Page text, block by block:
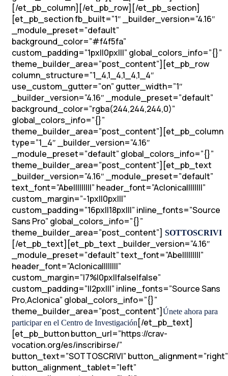
[/et_pb_column][/et_pb_row][/et_pb_section]
[et_pb_section fb_built=”1″ _builder_version=”4.16″
_module_preset=”default”
background_color=”#f4f5fa”
custom_padding=”1px||0px|||” global_colors_info=”{}”
theme_builder_area=”post_content”][et_pb_row
column_structure=”1_4,1_4,1_4,1_4″
use_custom_gutter=”on” gutter_width=”1″
_builder_version=”4.16″ _module_preset=”default”
background_color=”rgba(244,244,244,0)”
global_colors_info=”{}”
theme_builder_area=”post_content”][et_pb_column
type=”1_4″ _builder_version=”4.16″
_module_preset=”default” global_colors_info=”{}”
theme_builder_area=”post_content”][et_pb_text
_builder_version=”4.16″ _module_preset=”default”
text_font=”Abel||||||||” header_font=”Aclonica||||||||”
custom_margin=”-1px||0px|||”
custom_padding=”16px||18px|||” inline_fonts=”Source
Sans Pro” global_colors_info=”{}”
theme_builder_area=”post_content”] SOTTOSCRIVI
[/et_pb_text][et_pb_text _builder_version=”4.16″
_module_preset=”default” text_font=”Abel||||||||”
header_font=”Aclonica||||||||”
custom_margin=”|7%|0px||false|false”
custom_padding=”||2px|||” inline_fonts=”Source Sans
Pro,Aclonica” global_colors_info=”{}”
theme_builder_area=”post_content”] Únete ahora para
participar en el Centro de Investigación [/et_pb_text]
[et_pb_button button_url=”https://crav-
vocation.org/es/inscribirse/”
button_text=”SOTTOSCRIVI” button_alignment=”right”
button_alignment_tablet=”left”